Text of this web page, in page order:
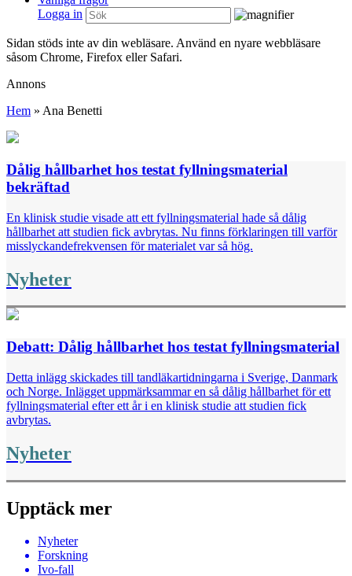
Logga in
Sidan stöds inte av din webläsare. Använd en nyare webbläsare
såsom Chrome, Firefox eller Safari.
Annons
Hem » Ana Benetti
Dålig hållbarhet hos testat fyllningsmaterial
bekräftad
En klinisk studie visade att ett fyllningsmaterial hade så dålig
hållbarhet att studien fick avbrytas. Nu finns förklaringen till varför
misslyckandefrekvensen för materialet var så hög.
Nyheter
Debatt: Dålig hållbarhet hos testat fyllningsmaterial
Detta inlägg skickades till tandläkartidningarna i Sverige, Danmark
och Norge. Inlägget uppmärksammar en så dålig hållbarhet för ett
fyllningsmaterial efter ett år i en klinisk studie att studien fick
avbrytas.
Nyheter
Upptäck mer
Nyheter
Forskning
Ivo-fall